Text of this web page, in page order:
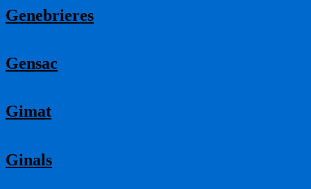
Genebrieres
Gensac
Gimat
Ginals